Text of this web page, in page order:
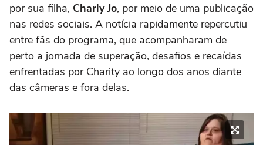
por sua filha, Charly Jo, por meio de uma publicação
nas redes sociais. A notícia rapidamente repercutiu
entre fãs do programa, que acompanharam de
perto a jornada de superação, desafios e recaídas
enfrentadas por Charity ao longo dos anos diante
das câmeras e fora delas.